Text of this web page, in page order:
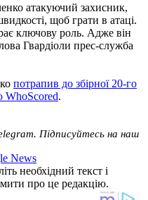
атакуючий захисник,
щоб грати в атаці.
ключову роль. Адже він
Гвардіоли прес-служба
потрапив до збірної 20-го
WhoScored.
Підписуйтесь на наш
News
необхідний текст і
про це редакцію.